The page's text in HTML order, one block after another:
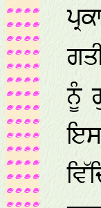
ਨੂੰ